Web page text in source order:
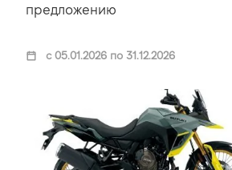
предложению
с 05.01.2026 по 31.12.2026